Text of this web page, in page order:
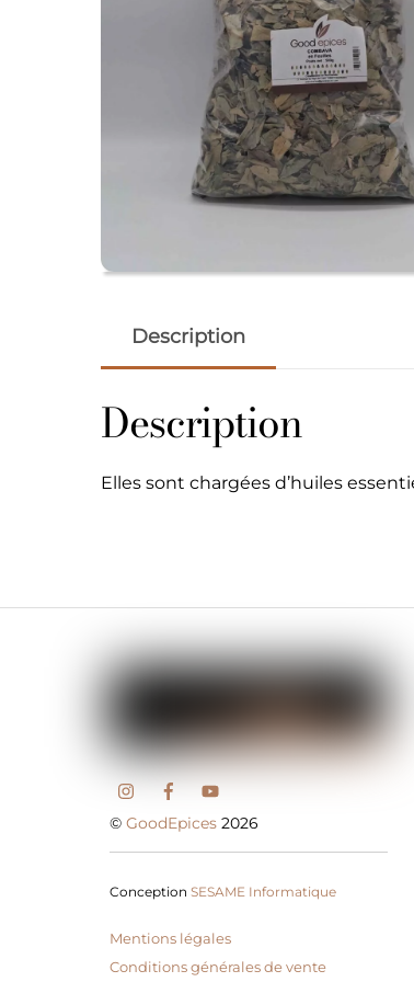
Description
Description
Elles sont chargées d’huiles
©GoodEpices 2026
ConceptionSESAME Informatique
Mentions légales
Conditions générales de vente